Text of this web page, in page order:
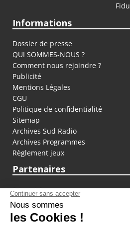
Informations
Dossier de presse
QUI SOMMES-NOUS ?
Comment nous rejoindre ?
Publicité
Mentions Légales
CGU
Politique de confidentialité
Sitemap
Archives Sud Radio
Archives Programmes
Règlement jeux
Partenaires
fiducial.fr
lyoncapitale.fr
olympique-et-lyonnais.com